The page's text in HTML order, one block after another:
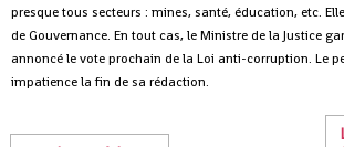
presque tous secteurs : mines, santé, éducation, etc.
de Gouvernance. En tout cas, le Ministre de la Justice
annoncé le vote prochain de la Loi anti-corruption. Le
impatience la fin de sa rédaction.